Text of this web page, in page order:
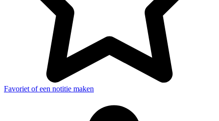
Favoriet of een notitie maken